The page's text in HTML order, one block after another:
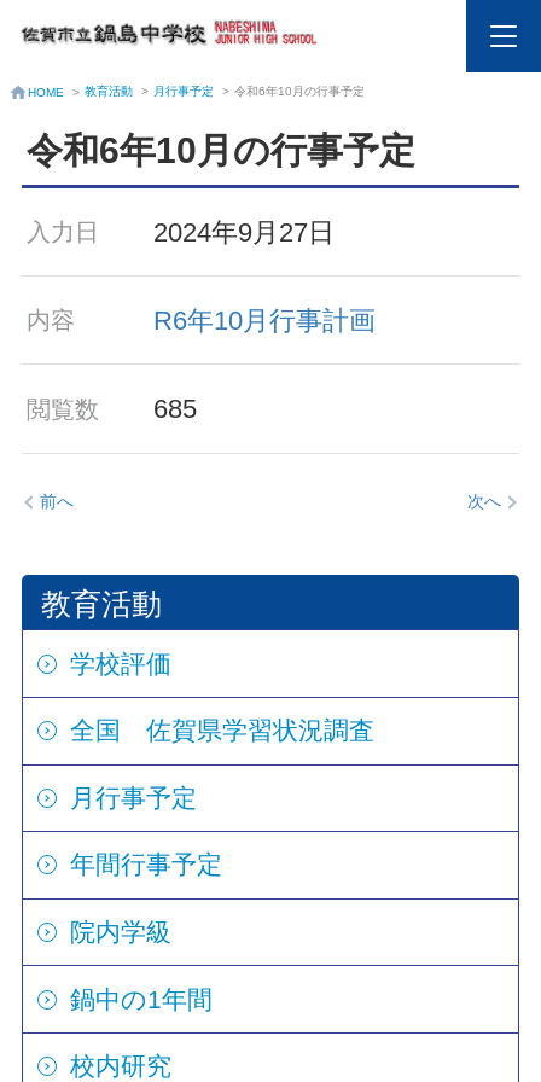
HOME > 教育活動 > 月行事予定 > 令和6年10月の行事予定
令和6年10月の行事予定
入力日 2024年9月27日
内容 R6年10月行事計画
閲覧数 685
前へ 次へ
教育活動
学校評価
全国 佐賀県学習状況調査
月行事予定
年間行事予定
院内学級
鍋中の1年間
校内研究